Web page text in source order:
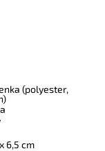
(polyester,
6,5 cm